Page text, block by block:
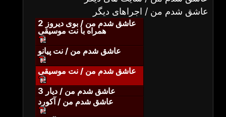
عاشق شدم من / اجراهای دیگر
عاشق شدم من / بوی دیروز 2
همراه با نت موسیقی
عاشق شدم من / نت پیانو
عاشق شدم من / نت موسیقی
عاشق شدم من / دیار 3
عاشق شدم من / آکورد